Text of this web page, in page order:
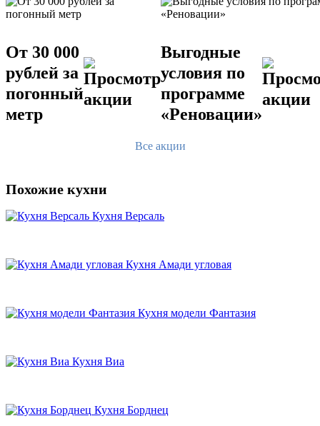
От 30 000
рублей за
погонный
метр
Выгодные
условия по
программе
«Реновации»
Все акции
Похожие кухни
Кухня Версаль
Кухня Амади угловая
Кухня модели Фантазия
Кухня Виа
Кухня Борднец